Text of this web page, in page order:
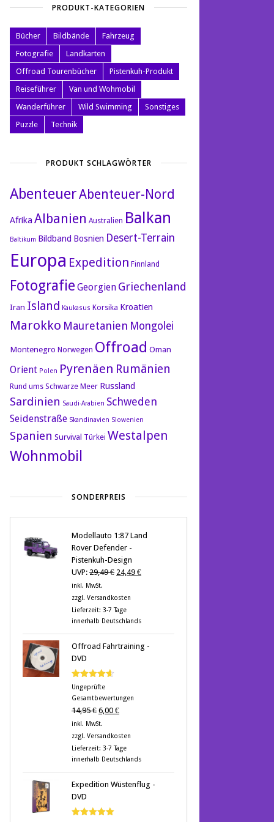
PRODUKT-KATEGORIEN
Bücher Bildbände
Fahrzeug
Fotografie
Landkarten
Offroad Tourenbücher
Pistenkuh-Produkt
Reiseführer
Van und Wohmobil
Wanderführer
Wild Swimming
Sonstiges
Puzzle
Technik
PRODUKT SCHLAGWÖRTER
AbenteuerAbenteuer-Nord
Afrika Albanien Australien Balkan
Baltikum Bildband Bosnien Desert-Terrain
Europa Expedition Finnland
Fotografie Georgien Griechenland
Iran Island Kaukasus Korsika Kroatien
Marokko Mauretanien Mongolei
Montenegro Norwegen Offroad Oman
Orient Polen Pyrenäen Rumänien
Rund ums Schwarze Meer Russland
Sardinien Saudi-Arabien Schweden
Seidenstraße Skandinavien Slowenien
Spanien Survival Türkei Westalpen
Wohnmobil
SONDERPREIS
Modellauto 1:87 Land
Rover Defender -
Pistenkuh-Design
UVP: 29,49€ Ursprünglicher
war:
29,49 €
24,49 €Aktueller
inkl. MwSt.
zzgl. Versandkosten
Lieferzeit: 3-7 Tage
innerhalb Deutschlands
Offroad Fahrtraining -
DVD
Bewertet
mit 4.60
von 5
Ungeprüfte
Gesamtbewertungen
14,95€ Ursprünglicher
Preis
war:
14,95 €
6,00 €Aktueller
ist:
6,00 €.
inkl. MwSt.
zzgl. Versandkosten
Lieferzeit: 3-7 Tage
innerhalb Deutschlands
Expedition Wüstenflug -
DVD